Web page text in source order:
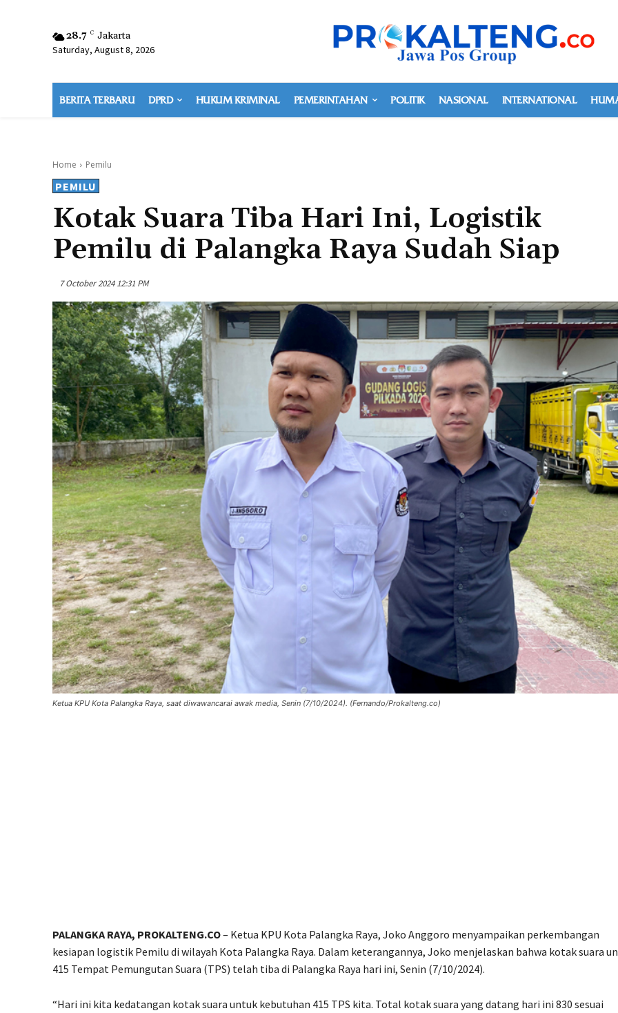
28.7 C Jakarta
Saturday, August 8, 2026
BERITA TERBARU DPRD HUKUM KRIMINAL PEMERINTAHAN POLITIK NASIONAL INTERNATIONAL
Home Pemilu
PEMILU
Kotak Suara Tiba Hari Ini, Logistik
Pemilu di Palangka Raya Sudah Siap
7 October 2024 12:31 PM
Ketua KPU Kota Palangka Raya, saat diwawancarai awak media, Senin (7/10/2024). (Fernando/Prokalteng.co)
PALANGKA RAYA, PROKALTENG.CO– Ketua KPU Kota Palangka Raya, Joko Anggoro menyampaikan perkembangan
kesiapan logistik Pemilu di wilayah Kota Palangka Raya. Dalam keterangannya, Joko menjelaskan bahwa kotak suara
415 Tempat Pemungutan Suara (TPS) telah tiba di Palangka Raya hari ini, Senin (7/10/2024).
“Hari ini kita kedatangan kotak suara untuk kebutuhan 415 TPS kita. Total kotak suara yang datang hari ini 830 sesuai